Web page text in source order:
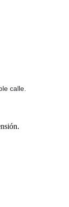
calle.